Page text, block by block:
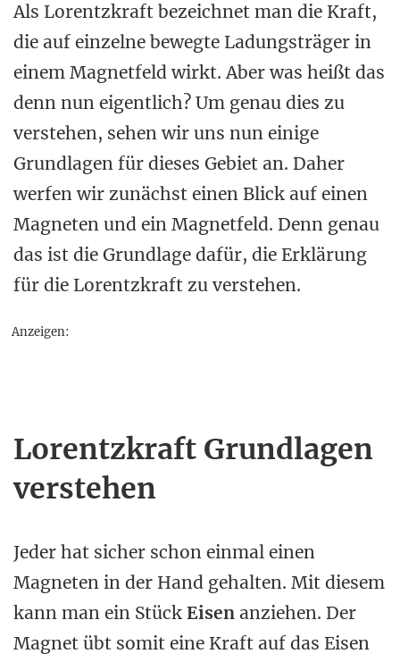
Als Lorentzkraft bezeichnet man die Kraft,
die auf einzelne bewegte Ladungsträger in
einem Magnetfeld wirkt. Aber was heißt das
denn nun eigentlich? Um genau dies zu
verstehen, sehen wir uns nun einige
Grundlagen für dieses Gebiet an. Daher
werfen wir zunächst einen Blick auf einen
Magneten und ein Magnetfeld. Denn genau
das ist die Grundlage dafür, die Erklärung
für die Lorentzkraft zu verstehen.
Anzeigen:
Lorentzkraft Grundlagen
verstehen
Jeder hat sicher schon einmal einen
Magneten in der Hand gehalten. Mit diesem
kann man ein Stück Eisen anziehen. Der
Magnet übt somit eine Kraft auf das Eisen